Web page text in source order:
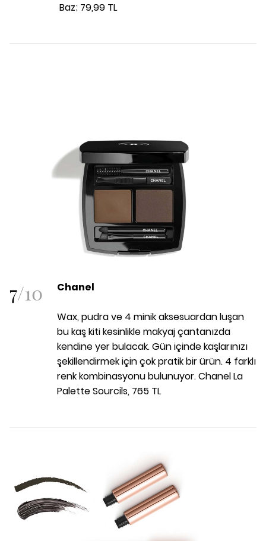
Baz; 79,99 TL
7/10 Chanel
Wax, pudra ve 4 minik aksesuardan luşan
bu kaş kiti kesinlikle makyaj çantanızda
kendine yer bulacak. Gün içinde kaşlarınızı
şekillendirmek için çok pratik bir ürün. 4 farklı
renk kombinasyonu bulunuyor. Chanel La
Palette Sourcils, 765 TL